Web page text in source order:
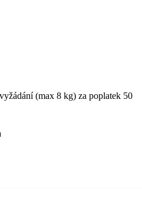
(max 8 kg) za poplatek 50